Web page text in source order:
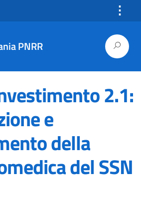
⋮
PNRR
2.1:
e
della
del SSN